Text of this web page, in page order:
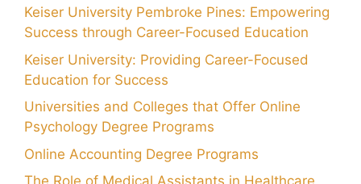
Keiser University Pembroke Pines: Empowering
Success through Career-Focused Education
Keiser University: Providing Career-Focused
Education for Success
Universities and Colleges that Offer Online
Psychology Degree Programs
Online Accounting Degree Programs